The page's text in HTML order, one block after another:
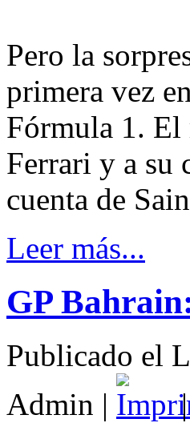
Pero la
primera vez
Fórmula 1. El
Ferrari y a su
cuenta de
Leer más...
GP
Publicado el
Admin |